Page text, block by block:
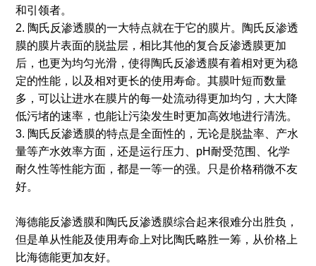
和引领者。
2. 陶氏反渗透膜的一大特点就在于它的膜片。陶氏反渗透
膜的膜片表面的脱盐层，相比其他的复合反渗透膜更加
后，也更为均匀光滑，使得陶氏反渗透膜有着相对更为稳
定的性能，以及相对更长的使用寿命。其膜叶短而数量
多，可以让进水在膜片的每一处流动得更加均匀，大大降
低污堵的速率，也能让污染发生时更加高效地进行清洗。
3. 陶氏反渗透膜的特点是全面性的，无论是脱盐率、产水
量等产水效率方面，还是运行压力、pH耐受范围、化学
耐久性等性能方面，都是一等一的强。只是价格稍微不友
好。
海德能反渗透膜和陶氏反渗透膜综合起来很难分出胜负，
但是单从性能及使用寿命上对比陶氏略胜一筹，从价格上
比海德能更加友好。